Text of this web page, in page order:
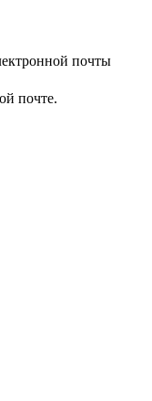
почты
почте.